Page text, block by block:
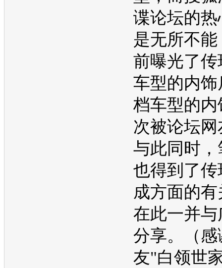
谍论坛的
是无所不能
前曝光了
车型的内
档车型的
次被论坛
与此同时
也得到了
成方面的
在此一并
分享。（
友"白领世